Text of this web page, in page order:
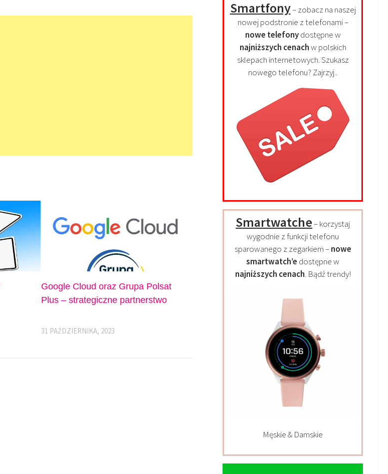
Google Cloud oraz Grupa Polsat
Plus – strategiczne partnerstwo
31 PAŹDZIERNIKA, 2023
Smartfony– zobacz na naszej
nowej podstronie z telefonami –
nowe telefonydostępne w
najniższych cenachw polskich
sklepach internetowych. Szukasz
nowego telefonu? Zajrzyj..
Smartwatche– korzystaj
wygodnie z funkcji telefonu
sparowanego z zegarkiem –nowe
smartwatch’e dostępne w
najniższych cenach. Bądź trendy!
Męskie & Damskie